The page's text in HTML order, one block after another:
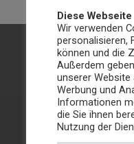
Diese
Wir verwenden
personalisieren,
können und die
Außerdem
unserer Website
Werbung und
Informationen
die Sie ihnen
Nutzung der